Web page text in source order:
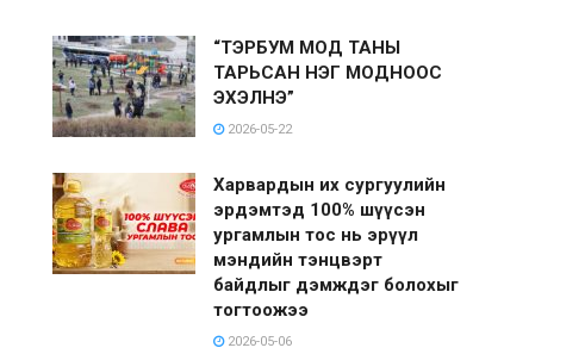
“ТЭРБУМ МОД ТАНЫ
ТАРЬСАН НЭГ МОДНООС
ЭХЭЛНЭ”
2026-05-22
Харвардын их сургуулийн
эрдэмтэд 100% шүүсэн
ургамлын тос нь эрүүл
мэндийн тэнцвэрт
байдлыг дэмждэг болохыг
тогтоожээ
2026-05-06